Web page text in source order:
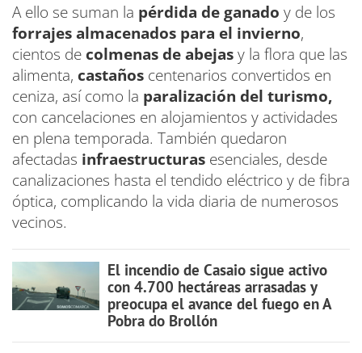
A ello se suman la pérdida de ganado y de los
forrajes almacenados para el invierno,
cientos de colmenas de abejasy la flora que las
alimenta, castaños centenarios convertidos en
ceniza, así como la paralización del turismo,
con cancelaciones en alojamientos y actividades
en plena temporada. También quedaron
afectadas infraestructuras esenciales, desde
canalizaciones hasta el tendido eléctrico y de fibra
óptica, complicando la vida diaria de numerosos
vecinos.
El incendio de Casaio sigue activo
con 4.700 hectáreas arrasadas y
preocupa el avance del fuego en A
Pobra do Brollón